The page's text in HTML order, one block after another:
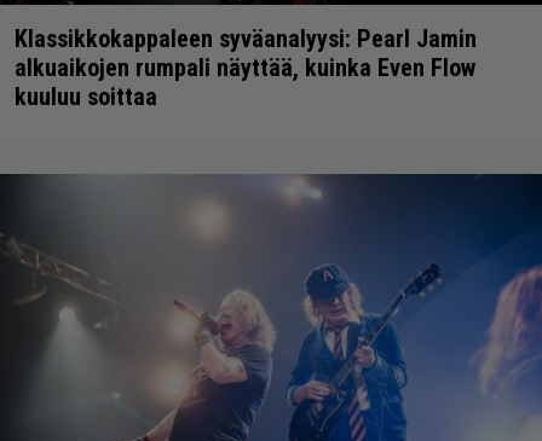
Klassikkokappaleen syväanalyysi: Pearl Jamin
alkuaikojen rumpali näyttää, kuinka Even Flow
kuuluu soittaa